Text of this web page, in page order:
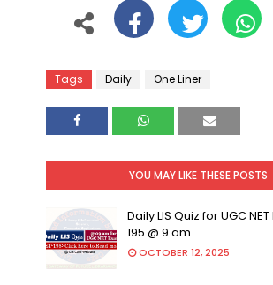
Tags Daily One Liner
YOU MAY LIKE THESE POSTS
Daily LIS Quiz for UGC
195 @ 9 am
OCTOBER 12, 2025